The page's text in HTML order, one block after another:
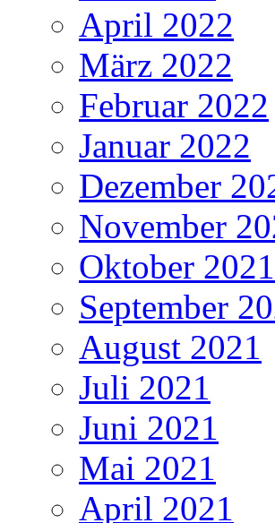
April 2022
März 2022
Februar 2022
Januar 2022
Dezember
November
Oktober 2021
September
August 2021
Juli 2021
Juni 2021
Mai 2021
April 2021